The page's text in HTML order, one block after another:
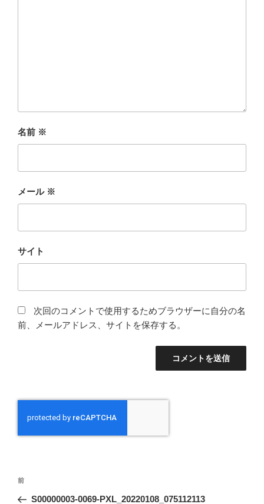
名前 ※
メール ※
サイト
次回のコメントで使用するためブラウザーに自分の名
前、メールアドレス、サイトを保存する。
投
前
の
前
S00000003-0069-PXL_20220108_075112113